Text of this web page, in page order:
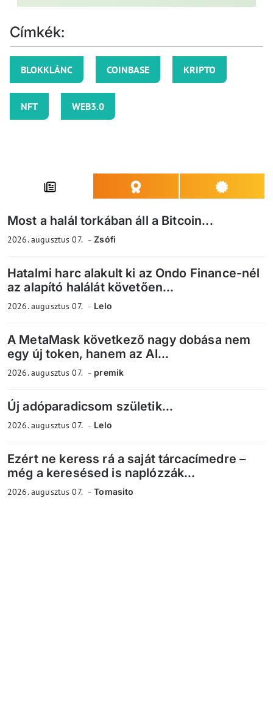
Címkék:
BLOKKLÁNC COINBASE KRIPTO
NFT WEB3.0
Most a halál torkában áll a Bitcoin...
2026. augusztus 07. Zsófi
Hatalmi harc alakult ki az Ondo Finance-nél
az alapító halálát követően...
2026. augusztus 07. Lelo
A MetaMask következő nagy dobása nem
egy új token, hanem az AI...
2026. augusztus 07. premik
Új adóparadicsom születik...
2026. augusztus 07. Lelo
Ezért ne keress rá a saját tárcacímedre –
még a keresésed is naplózzák...
2026. augusztus 07. Tomasito